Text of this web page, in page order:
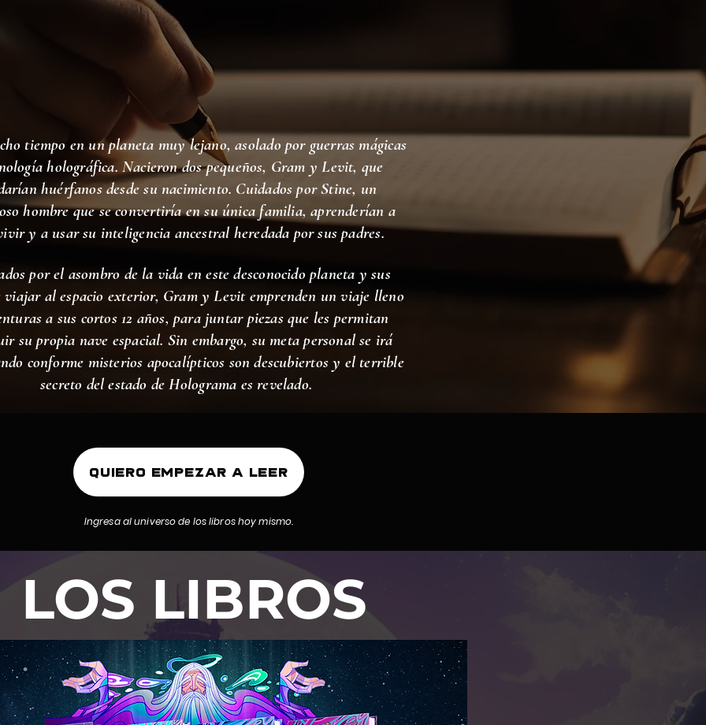
tiempo en un planeta muy lejano, asolado por guerras mágicas
holográfica. Nacieron dos pequeños, Gram y Levit, que
huérfanos desde su nacimiento. Cuidados por Stine, un
hombre que se convertiría en su única familia, aprenderían a
y a usar su inteligencia ancestral heredada por sus padres.
por el asombro de la vida en este desconocido planeta y sus
viajar al espacio exterior, Gram y Levit emprenden un viaje lleno
a sus cortos 12 años, para juntar piezas que les permitan
su propia nave espacial. Sin embargo, su meta personal se irá
conforme misterios apocalípticos son descubiertos y el terrible
secreto del estado de Holograma es revelado.
Quiero empezar a leer
Ingresa al universo de los libros hoy mismo.
LOS LIBROS